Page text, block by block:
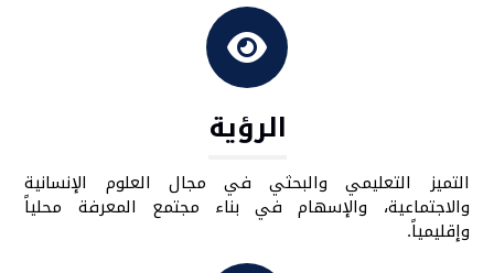
الرؤية
التميز التعليمي والبحثي في مجال العلوم الإنسانية
والاجتماعية، والإسهام في بناء مجتمع المعرفة محلياً
وإقليمياً.